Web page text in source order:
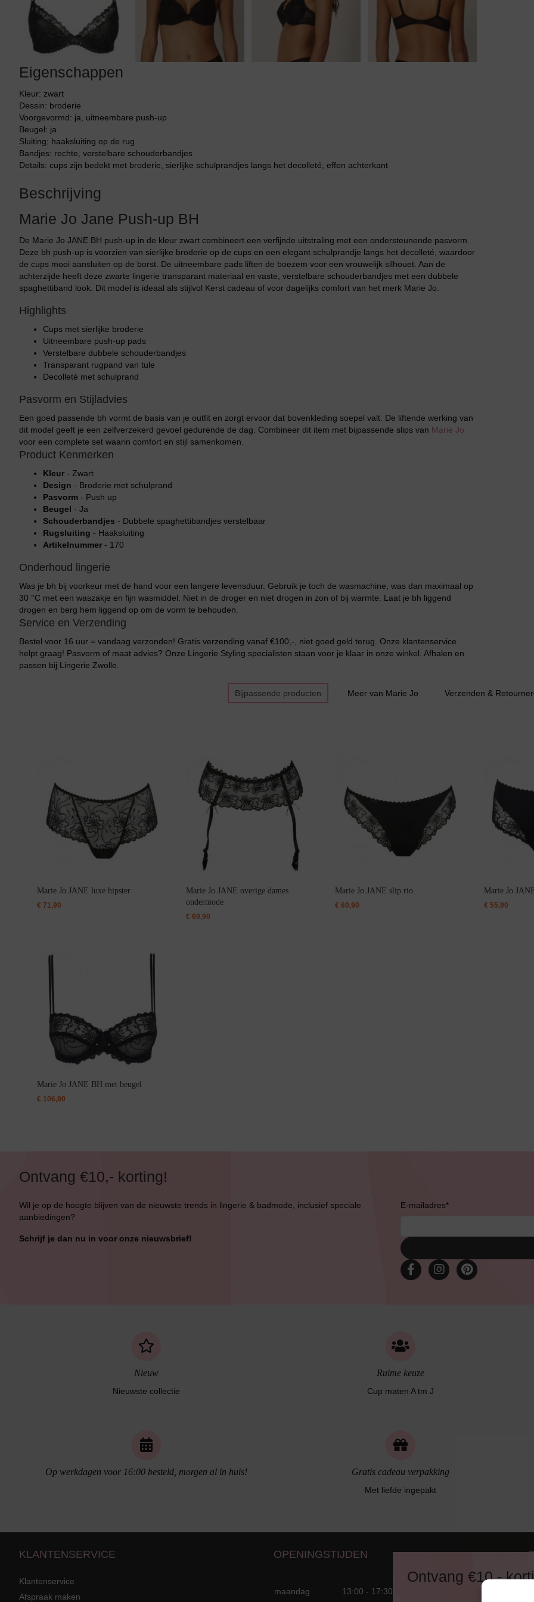
Eigenschappen
Kleur: zwart
Dessin: broderie
Voorgevormd: ja, uitneembare push-up
Beugel: ja
Sluiting; haaksluiting op de rug
Bandjes: rechte, verstelbare schouderbandjes
Details: cups zijn bedekt met broderie, sierlijke schulprandjes langs het decolleté, effen achterkant
Beschrijving
Marie Jo Jane Push-up BH
De Marie Jo JANE BH push-up in de kleur zwart combineert een verfijnde uitstraling met een ondersteunende pasvorm.
Deze bh push-up is voorzien van sierlijke broderie op de cups en een elegant schulprandje langs het decolleté, waardoor
de cups mooi aansluiten op de borst. De uitneembare pads liften de boezem voor een vrouwelijk silhouet. Aan de
achterzijde heeft deze zwarte lingerie transparant materiaal en vaste, verstelbare schouderbandjes met een dubbele
spaghettiband look. Dit model is ideaal als stijlvol Kerst cadeau of voor dagelijks comfort van het merk Marie Jo.
Highlights
Cups met sierlijke broderie
Uitneembare push-up pads
Verstelbare dubbele schouderbandjes
Transparant rugpand van tule
Decolleté met schulprand
Pasvorm en Stijladvies
Een goed passende bh vormt de basis van je outfit en zorgt ervoor dat bovenkleding soepel valt. De liftende werking van
dit model geeft je een zelfverzekerd gevoel gedurende de dag. Combineer dit item met bijpassende slips van Marie Jo
voor een complete set waarin comfort en stijl samenkomen.
Product Kenmerken
Kleur - Zwart
Design - Broderie met schulprand
Pasvorm - Push up
Beugel - Ja
Schouderbandjes - Dubbele spaghettibandjes verstelbaar
Rugsluiting - Haaksluiting
Artikelnummer - 170
Onderhoud lingerie
Was je bh bij voorkeur met de hand voor een langere levensduur. Gebruik je toch de wasmachine, was dan maximaal op
30 °C met een waszakje en fijn wasmiddel. Niet in de droger en niet drogen in zon of bij warmte. Laat je bh liggend
drogen en berg hem liggend op om de vorm te behouden.
Service en Verzending
Bestel voor 16 uur = vandaag verzonden! Gratis verzending vanaf €100,-, niet goed geld terug. Onze klantenservice
helpt graag! Pasvorm of maat advies? Onze Lingerie Styling specialisten staan voor je klaar in onze winkel. Afhalen en
passen bij Lingerie Zwolle.
Bijpassende producten Meer van Marie Jo Verzenden &
Marie Jo JANE luxe hipster
€ 71,90
Marie Jo JANE overige dames
ondermode
€ 69,90
Marie Jo JANE slip rio
€ 60,90
Marie Jo
€ 55,90
Marie Jo JANE BH met beugel
€ 106,90
Ontvang €10,- korting!
Wil je op de hoogte blijven van de nieuwste trends in lingerie & badmode, inclusief speciale
aanbiedingen?
Schrijf je dan nu in voor onze nieuwsbrief!
E-mailadres*
Nieuw
Nieuwste collectie
Ruime keuze
Cup maten A tm J
Op werkdagen voor 16:00 besteld, morgen al in huis! Gratis cadeau verpakking
Met liefde ingepakt
KLANTENSERVICE OPENINGSTIJDEN
Klantenservice
Afspraak maken
maandag
13:00 - 17:30
Ontvang €10,-
Bikini Top
Tankini top